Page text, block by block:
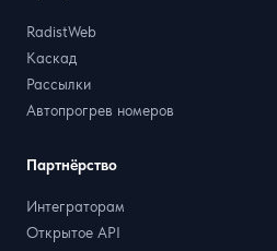
RadistWeb
Каскад
Рассылки
Автопрогрев номеров
Партнёрство
Интеграторам
Открытое API